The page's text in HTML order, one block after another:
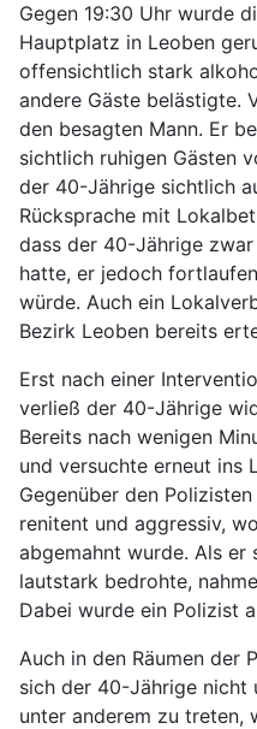
Gegen 19:30 Uhr wurde
Hauptplatz in Leoben
offensichtlich stark
andere Gäste belästigte.
den besagten Mann. Er
sichtlich ruhigen Gästen
der 40-Jährige sichtlich
Rücksprache mit
dass der 40-Jährige
hatte, er jedoch
würde. Auch ein
Bezirk Leoben bereits
Erst nach einer
verließ der 40-Jährige
Bereits nach wenigen
und versuchte erneut ins
Gegenüber den
renitent und aggressiv,
abgemahnt wurde. Als er
lautstark bedrohte,
Dabei wurde ein Polizist
Auch in den Räumen der
sich der 40-Jährige nicht
unter anderem zu treten,